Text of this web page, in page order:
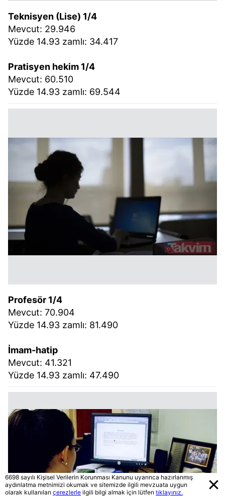
Teknisyen (Lise) 1/4
Mevcut: 29.946
Yüzde 14.93 zamlı: 34.417
Pratisyen hekim 1/4
Mevcut: 60.510
Yüzde 14.93 zamlı: 69.544
Profesör 1/4
Mevcut: 70.904
Yüzde 14.93 zamlı: 81.490
İmam-hatip
Mevcut: 41.321
Yüzde 14.93 zamlı: 47.490
6698 sayılı Kişisel Verilerin Korunması Kanunu uyarınca hazırlanmış
aydınlatma metnimizi okumak ve sitemizde ilgili mevzuata uygun
olarak kullanılan çerezlerle ilgili bilgi almak için lütfen tıklayınız.